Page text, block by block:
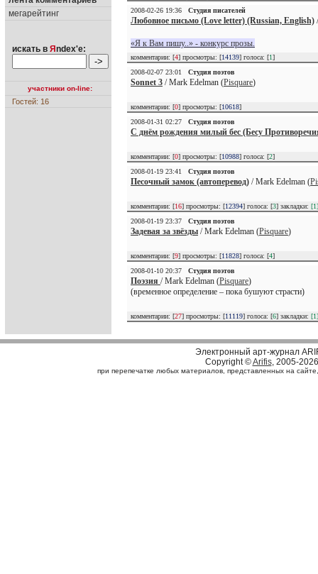
мегарейтинг
искать в Я ndex'е:
участники on-line:
Гостей: 16
2008-02-26 19:36
Студия писателей
Любовное письмо (Love letter) (Russian, English)
«Я к Вам пишу..» - конкурс прозы.
комментарии: [4] просмотры: [14139] голоса: [1]
2008-02-07 23:01
Студия поэтов
Sonnet 3 / Mark Edelman (Pisquare)
комментарии: [0] просмотры: [10618]
2008-01-31 02:27
Студия поэтов
С днём рождения милый бес (Бесу
комментарии: [0] просмотры: [10988] голоса: [2]
2008-01-19 23:41
Студия поэтов
Песочный замок (автоперевод) / Mark Edelman (
комментарии: [16] просмотры: [12394] голоса: [3] закладки: [1]
2008-01-19 23:37
Студия поэтов
Задевая за звёзды / Mark Edelman (Pisquare)
комментарии: [9] просмотры: [11828] голоса: [4]
2008-01-10 20:37
Студия поэтов
Поэзия / Mark Edelman (Pisquare)
(временное определение – пока бушуют страсти)
комментарии: [27] просмотры: [11119] голоса: [6] закладки: [1]
Электронный арт-журнал
Copyright ©Arifis, 2005-2026
при перепечатке любых материалов, представленных на